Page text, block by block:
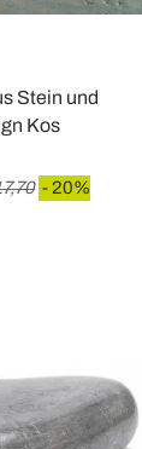
Stein und
Kos
- 20%